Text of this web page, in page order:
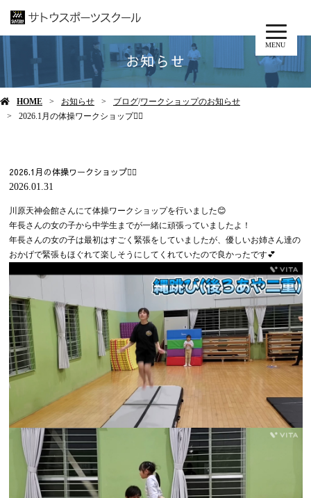
MENU
お知らせ
HOME お知らせ ブログ/ワークショップのお知らせ
2026.1月の体操ワークショップ🤸‍♂
2026.1月の体操ワークショップ🤸‍♂
2026.01.31
川原天神会館さんにて体操ワークショップを行いました😊
年長さんの女の子から中学生までが一緒に頑張っていましたよ！
年長さんの女の子は最初はすごく緊張をしていましたが、優しいお姉さん達の
おかげで緊張もほぐれて楽しそうにしてくれていたので良かったです💕